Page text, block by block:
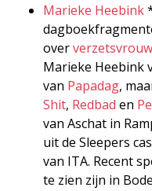
Marieke Heebink
over
Marieke Heebink
van Papadag,
Shit, Redbad en
van Aschat in
uit de Sleepers
van ITA. Recent
te zien zijn in